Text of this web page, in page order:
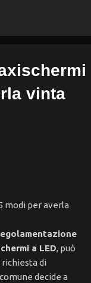
vinta
a LED, può
di
decide a